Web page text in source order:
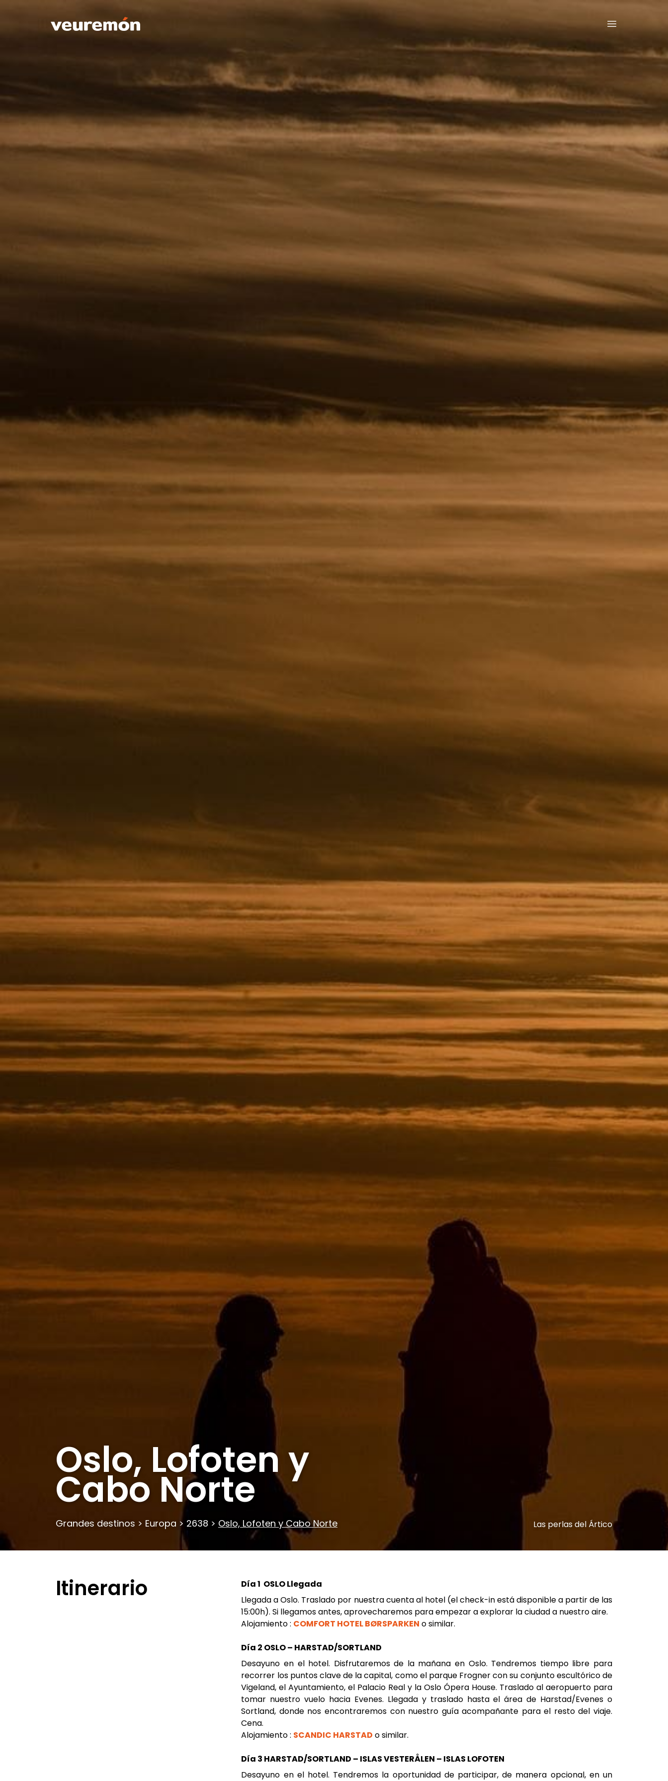
Your Company
Oslo, Lofoten y
Cabo Norte
Grandes destinos > Europa > 2638 > Oslo, Lofoten y Cabo Norte Las perlas del Ártico
Itinerario
Día 1 OSLO Llegada
Llegada a Oslo. Traslado por nuestra cuenta al hotel (el check-in está disponible a partir de las
15:00h). Si llegamos antes, aprovecharemos para empezar a explorar la ciudad a nuestro aire.
Alojamiento : COMFORT HOTEL BØRSPARKEN o similar.
Día 2 OSLO – HARSTAD/SORTLAND
Desayuno en el hotel. Disfrutaremos de la mañana en Oslo. Tendremos tiempo libre para
recorrer los puntos clave de la capital, como el parque Frogner con su conjunto escultórico de
Vigeland, el Ayuntamiento, el Palacio Real y la Oslo Ópera House. Traslado al aeropuerto para
tomar nuestro vuelo hacia Evenes. Llegada y traslado hasta el área de Harstad/Evenes o
Sortland, donde nos encontraremos con nuestro guía acompañante para el resto del viaje.
Cena.
Alojamiento : SCANDIC HARSTAD o similar.
Día 3 HARSTAD/SORTLAND – ISLAS VESTERÅLEN – ISLAS LOFOTEN
Desayuno en el hotel. Tendremos la oportunidad de participar, de manera opcional, en un